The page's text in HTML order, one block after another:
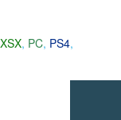
XSX, PC, PS4,